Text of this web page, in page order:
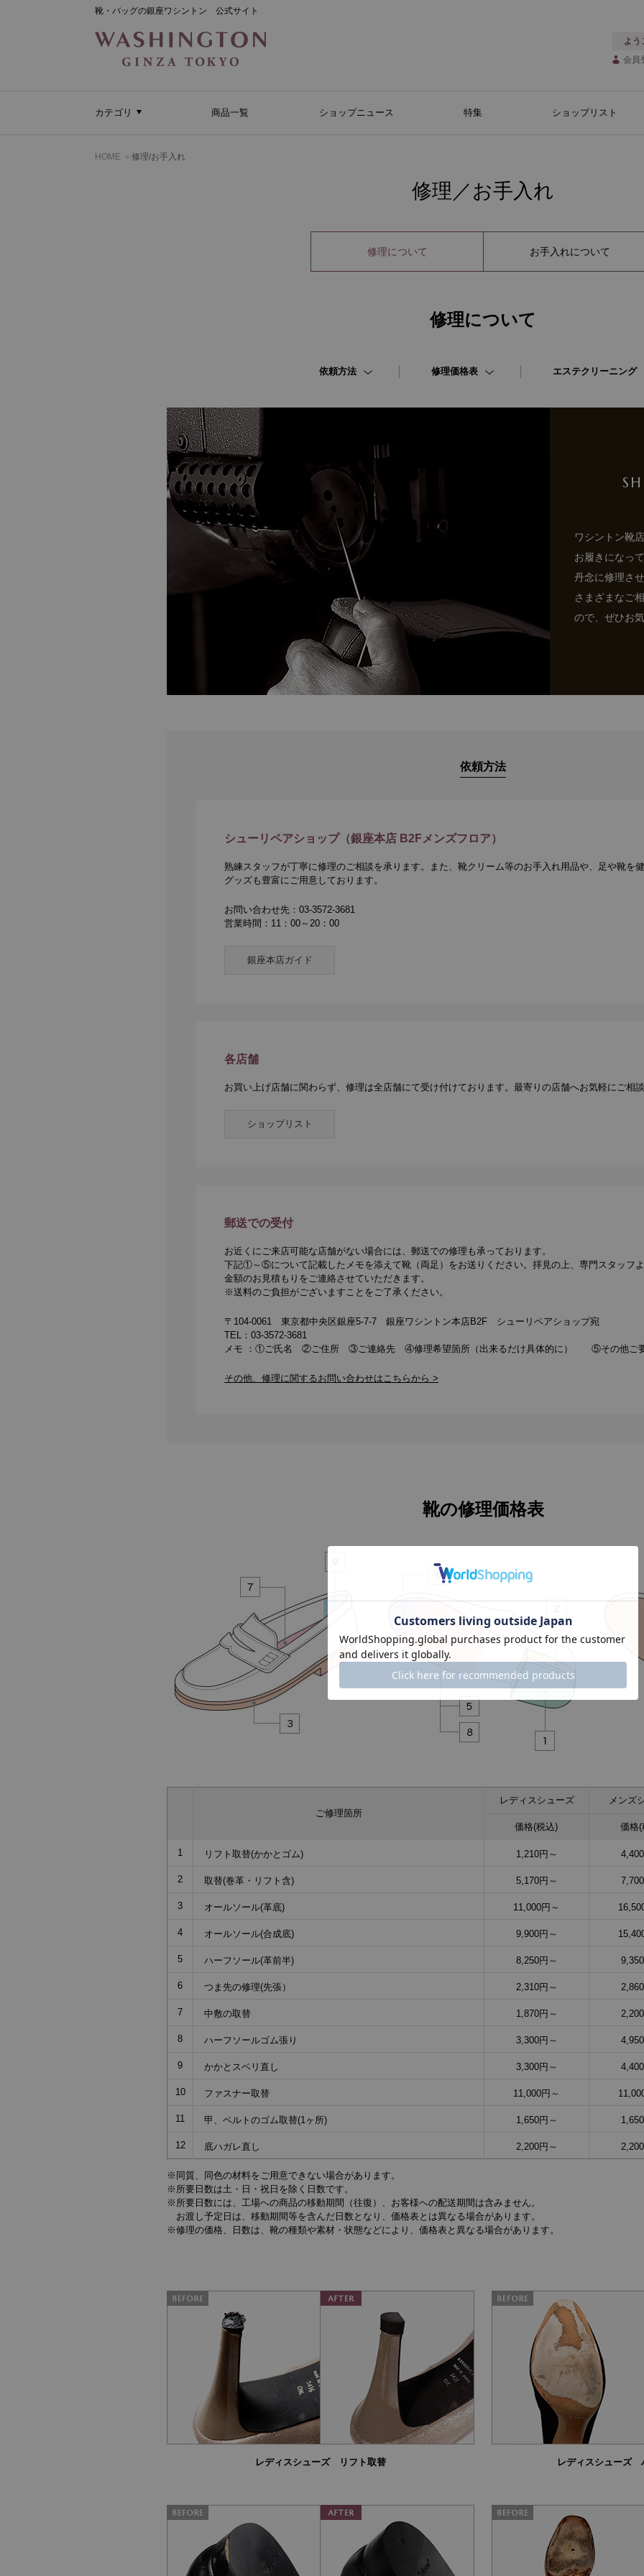
靴・バッグの銀座ワシントン 公式サイト
よう
会員
カテゴリ 商品一覧 ショップニュース 特集 ショップリスト
HOME 修理/お手入れ
修理／お手入れ
修理について お手入れについて
修理について
依頼方法 修理価格表 エステクリーニング
ワシントン靴
お履きになっ
丹念に修理さ
さまざまなご
ので、ぜひお
依頼方法
シューリペアショップ（銀座本店 B2Fメンズフロア）
熟練スタッフが丁寧に修理のご相談を承ります。また、靴クリーム等のお手入れ用品や、足や靴を
グッズも豊富にご用意しております。
お問い合わせ先：03-3572-3681
営業時間：11：00～20：00
銀座本店ガイド
各店舗
お買い上げ店舗に関わらず、修理は全店舗にて受け付けております。最寄りの店舗へお気軽にご相
ショップリスト
郵送での受付
お近くにご来店可能な店舗がない場合には、郵送での修理も承っております。
下記①～⑤について記載したメモを添えて靴（両足）をお送りください。拝見の上、専門スタッフ
金額のお見積もりをご連絡させていただきます。
※送料のご負担がございますことをご了承ください。
〒104-0061 東京都中央区銀座5-7-7 銀座ワシントン本店B2F シューリペアショップ宛
TEL： 03-3572-3681
メモ ：①ご氏名 ②ご住所 ③ご連絡先 ④修理希望箇所（出来るだけ具体的に） ⑤その他ご
その他、修理に関するお問い合わせはこちらから >
靴の修理価格表
ご修理箇所
レディスシューズ メンズ
価格(税込) 価格(
1 リフト取替(かかとゴム) 1,210円～
2 取替(巻革・リフト含) 5,170円～
3 オールソール(革底) 11,000円～
4 オールソール(合成底) 9,900円～
5 ハーフソール(革前半) 8,250円～
6 つま先の修理(先張） 2,310円～
7 中敷の取替 1,870円～
8 ハーフソールゴム張り 3,300円～
9 かかとスベリ直し 3,300円～
10 ファスナー取替 11,000円～
11 甲、ベルトのゴム取替(1ヶ所) 1,650円～
12 底ハガレ直し 2,200円～
※同質、同色の材料をご用意できない場合があります。
※所要日数は土・日・祝日を除く日数です。
※所要日数には、工場への商品の移動期間（往復）、お客様への配送期間は含みません。
お渡し予定日は、移動期間等を含んだ日数となり、価格表とは異なる場合があります。
※修理の価格、日数は、靴の種類や素材・状態などにより、価格表と異なる場合があります。
レディスシューズ リフト取替 レディスシューズ